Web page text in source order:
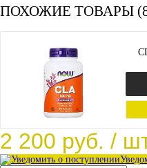
ПОХОЖИЕ ТОВАРЫ
2 200 руб. /